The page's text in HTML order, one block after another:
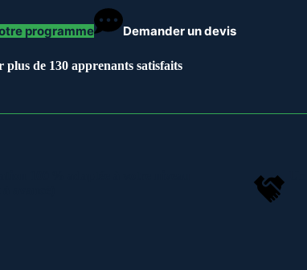
programme Demander un devis
plus de 130 apprenants satisfaits